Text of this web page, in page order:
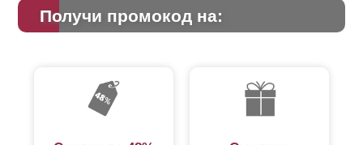
Получи промокод на: